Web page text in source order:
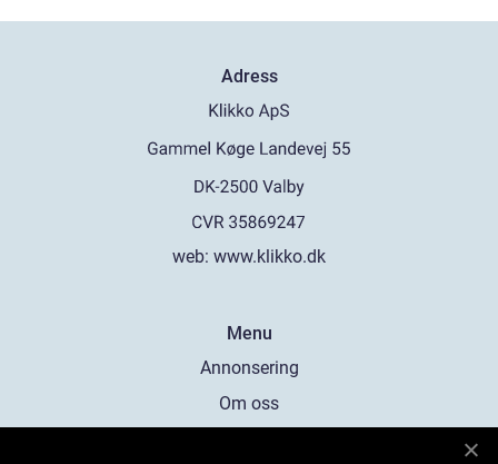
Adress
web: www.klikko.dk
Menu
Annonsering
Om oss